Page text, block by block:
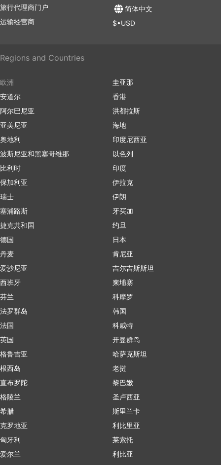
旅行代理商门户
运输经营商
简体中文
$•USD
Regions and Countries
欧洲
安道尔
阿尔巴尼亚
亚美尼亚
奥地利
波斯尼亚和黑塞哥维那
比利时
保加利亚
瑞士
塞浦路斯
捷克共和国
德国
丹麦
爱沙尼亚
西班牙
芬兰
法罗群岛
法国
英国
格鲁吉亚
根西岛
直布罗陀
格陵兰
希腊
克罗地亚
匈牙利
爱尔兰
圭亚那
香港
洪都拉斯
海地
印度尼西亚
以色列
印度
伊拉克
伊朗
牙买加
约旦
日本
肯尼亚
吉尔吉斯斯坦
柬埔寨
科摩罗
韩国
科威特
开曼群岛
哈萨克斯坦
老挝
黎巴嫩
圣卢西亚
斯里兰卡
利比里亚
莱索托
利比亚